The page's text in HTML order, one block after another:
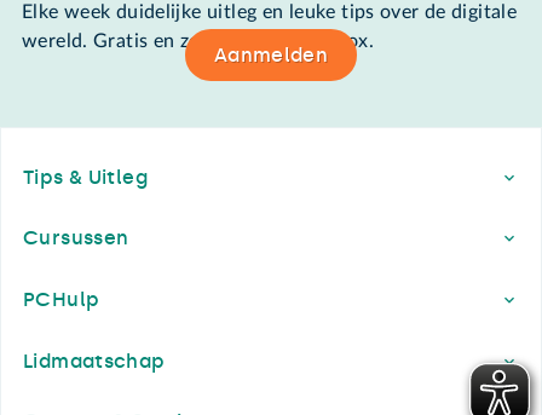
Elke week duidelijke uitleg en leuke tips over de digitale
wereld. Gratis en zomaar in de mailbox.
Aanmelden
Tips & Uitleg
Cursussen
PCHulp
Lidmaatschap